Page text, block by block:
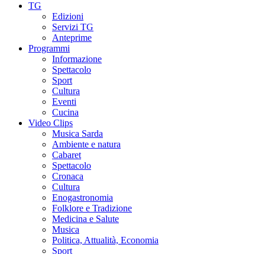
TG
Edizioni
Servizi TG
Anteprime
Programmi
Informazione
Spettacolo
Sport
Cultura
Eventi
Cucina
Video Clips
Musica Sarda
Ambiente e natura
Cabaret
Spettacolo
Cronaca
Cultura
Enogastronomia
Folklore e Tradizione
Medicina e Salute
Musica
Politica, Attualità, Economia
Sport